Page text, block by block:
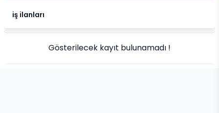
iş ilanları
Gösterilecek kayıt bulunamadı !